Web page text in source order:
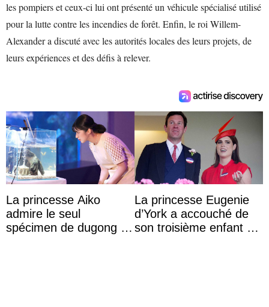
les pompiers et ceux-ci lui ont présenté un véhicule spécialisé utilisé
pour la lutte contre les incendies de forêt. Enfin, le roi Willem-
Alexander a discuté avec les autorités locales des leurs projets, de
leurs expériences et des défis à relever.
La princesse Aiko
admire le seul
spécimen de dugong en
La princesse Eugenie
d’York a accouché de
son troisième enfant et